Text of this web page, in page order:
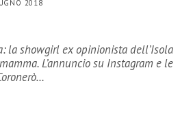
2018
la showgirl ex opinionista dell’Isola
L’annuncio su Instagram e le